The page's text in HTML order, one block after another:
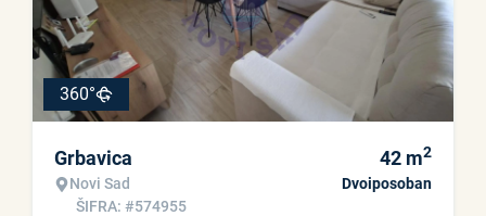
360°
Grbavica
Novi Sad
ŠIFRA: #574955
42 m2
Dvoiposoban